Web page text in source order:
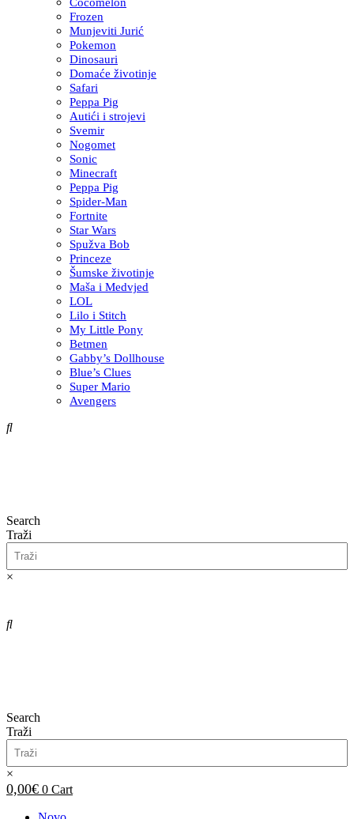
Frozen
Munjeviti Jurić
Pokemon
Dinosauri
Domaće životinje
Safari
Peppa Pig
Autići i strojevi
Svemir
Nogomet
Sonic
Minecraft
Peppa Pig
Spider-Man
Fortnite
Star Wars
Spužva Bob
Princeze
Šumske životinje
Maša i Medvjed
LOL
Lilo i Stitch
My Little Pony
Betmen
Gabby’s Dollhouse
Blue’s Clues
Super Mario
Avengers
Search
Traži
×
Search
Traži
×
0,00€ 0 Cart